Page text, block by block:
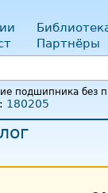
Партнёры
подшипника без
180205